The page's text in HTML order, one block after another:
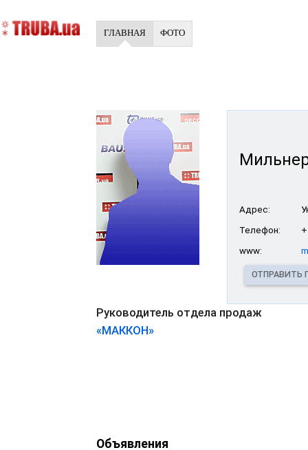
ГЛАВНАЯ ФОТО
Адрес:
Телефон:
www:
ОТПРАВИТЬ
Руководитель отдела продаж
«МАККОН»
Объявления